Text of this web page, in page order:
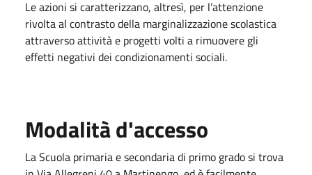
Le azioni si caratterizzano, altresì, per l’attenzione
rivolta al contrasto della marginalizzazione scolastica
attraverso attività e progetti volti a rimuovere gli
effetti negativi dei condizionamenti sociali.
Modalità d'accesso
La Scuola primaria e secondaria di primo grado si trova